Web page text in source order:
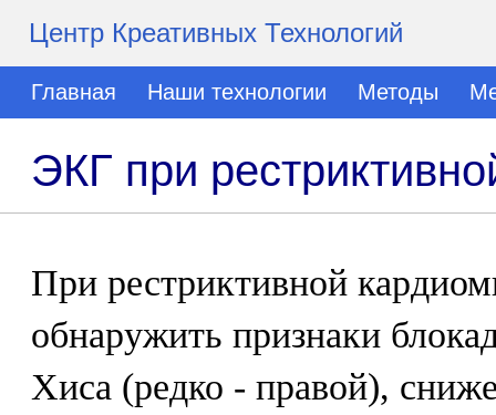
Центр Креативных Технологий
Главная Наши технологии Методы
ЭКГ при
При рестриктивной
обнаружить признаки
Хиса (редко - правой),